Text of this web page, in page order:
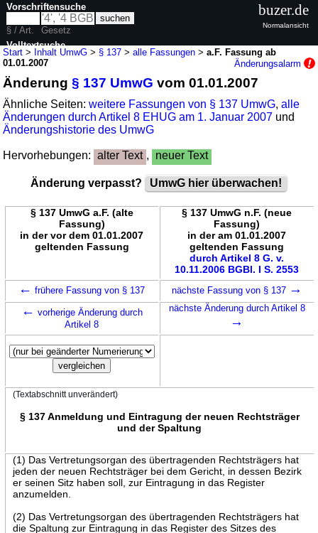
Start > Inhalt UmwG > § 137 >alle Fassungen >a.F. Fassung ab
01.01.2007
Änderungsalarm
Änderung§ 137 UmwG vom 01.01.2007
Ähnliche Seiten:weitere Fassungen von § 137 UmwG,alle
Änderungen durch Artikel 8 EHUG am 1. Januar 2007 und
Änderungshistorie des UmwG
Hervorhebungen: alter Text , neuer Text
Änderung verpasst? UmwG hier überwachen!
§ 137 UmwG a.F. (alte
Fassung)
in der vor dem 01.01.2007
geltenden Fassung
§ 137 UmwG n.F. (neue
Fassung)
in der am 01.01.2007
geltenden Fassung
durch Artikel 8 G. v.
10.11.2006 BGBl. I S. 2553
← frühere Fassung von § 137 nächste Fassung von § 137 →
← vorherige Änderung durch
Artikel 8
nächste Änderung durch Artikel 8
→
(Textabschnitt unverändert)
§ 137 Anmeldung und Eintragung der neuen Rechtsträger
und der Spaltung
(1) Das Vertretungsorgan des übertragenden Rechtsträgers hat
jeden der neuen Rechtsträger bei dem Gericht, in dessen Bezirk
er seinen Sitz haben soll, zur Eintragung in das Register
anzumelden.
(2) Das Vertretungsorgan des übertragenden Rechtsträgers hat
die Spaltung zur Eintragung in das Register des Sitzes des
Vorschriftensuche
§ / Art.
Gesetz
Volltextsuche
buzer.de
Normalansicht